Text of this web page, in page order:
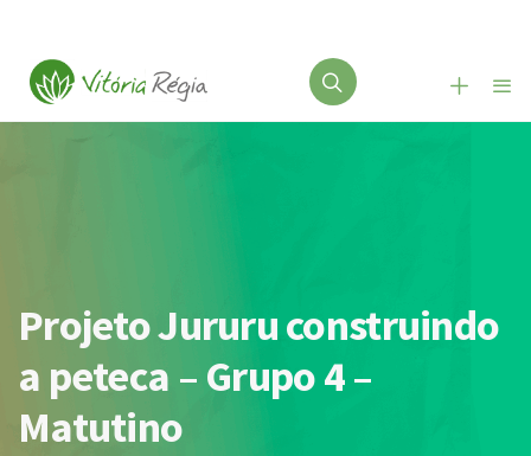
Projeto Jururu construindo
a peteca – Grupo 4 –
Matutino